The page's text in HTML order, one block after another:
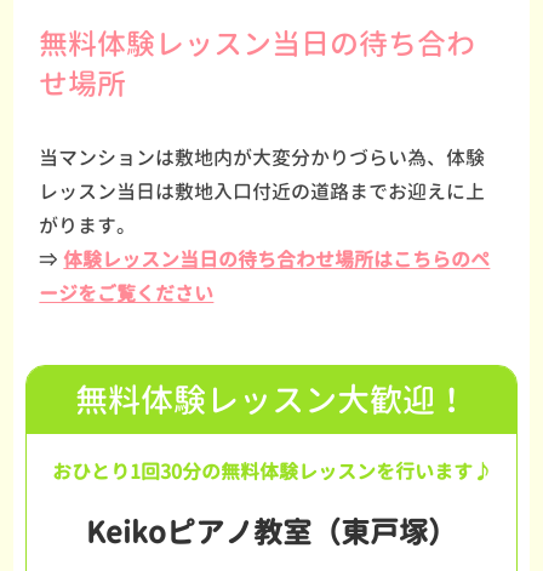
無料体験レッスン当日の待ち合わ
せ場所
当マンションは敷地内が大変分かりづらい為、体験
レッスン当日は敷地入口付近の道路までお迎えに上
がります。
⇒体験レッスン当日の待ち合わせ場所はこちらのペ
ージをご覧ください
無料体験レッスン大歓迎！
おひとり1回30分の無料体験レッスンを行います♪
Keikoピアノ教室（東戸塚）